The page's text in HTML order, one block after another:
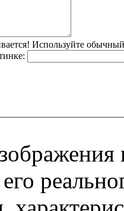
Используйте обычный
его